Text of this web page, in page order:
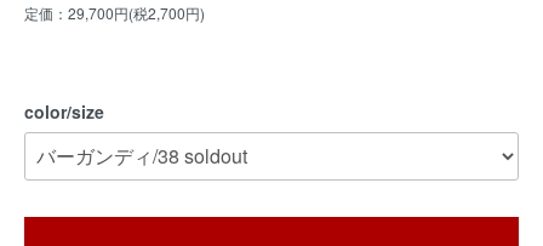
定価：29,700円(税2,700円)
color/size